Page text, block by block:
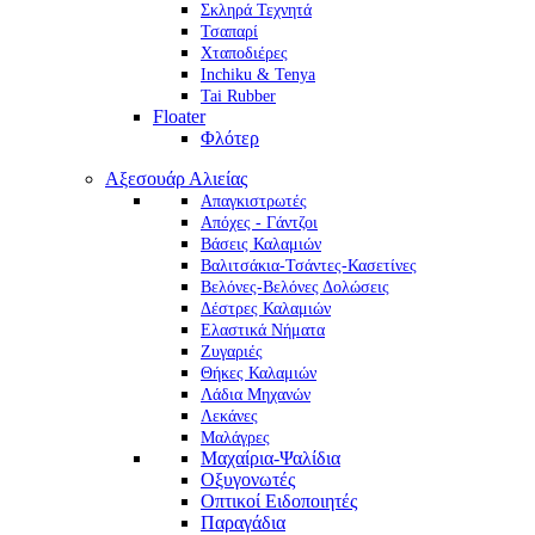
Σκληρά Τεχνητά
Τσαπαρί
Χταποδιέρες
Inchiku & Tenya
Tai Rubber
Floater
Φλότερ
Αξεσουάρ Αλιείας
Απαγκιστρωτές
Απόχες - Γάντζοι
Βάσεις Καλαμιών
Βαλιτσάκια-Τσάντες-Κασετίνες
Βελόνες-Βελόνες Δολώσεις
Δέστρες Καλαμιών
Ελαστικά Νήματα
Ζυγαριές
Θήκες Καλαμιών
Λάδια Μηχανών
Λεκάνες
Μαλάγρες
Μαχαίρια-Ψαλίδια
Οξυγονωτές
Οπτικοί Ειδοποιητές
Παραγάδια